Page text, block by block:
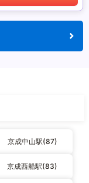
京成中山駅(87)
京成西船駅(83)